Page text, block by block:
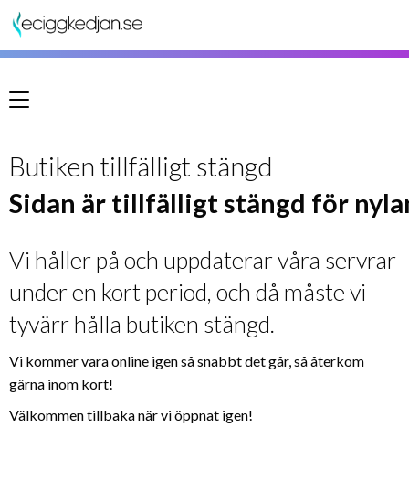
Meny
Butiken tillfälligt stängd
Sidan är tillfälligt stängd för
Vi håller på och uppdaterar våra servrar
under en kort period, och då måste vi
tyvärr hålla butiken stängd.
Vi kommer vara online igen så snabbt det går, så återkom
gärna inom kort!
Välkommen tillbaka när vi öppnat igen!